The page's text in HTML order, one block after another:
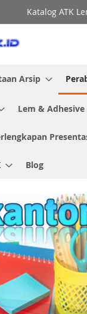
Katalog ATK
Arsip
Lem & Adhesive
Blog